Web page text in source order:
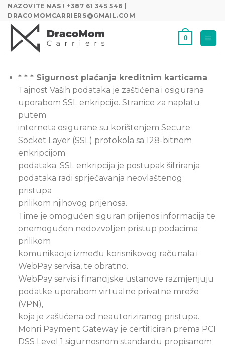
Skip
content
NAZOVITE NAS ! +387 61 345 546 |
DRACOMOMCARRIERS@GMAIL.COM
0
* * * Sigurnost plaćanja kreditnim karticama
Tajnost Vaših podataka je zaštićena i osigurana
uporabom SSL enkripcije. Stranice za naplatu
putem
interneta osigurane su korištenjem Secure
Socket Layer (SSL) protokola sa 128-bitnom
enkripcijom
podataka. SSL enkripcija je postupak šifriranja
podataka radi sprječavanja neovlaštenog
pristupa
prilikom njihovog prijenosa.
Time je omogućen siguran prijenos informacija te
onemogućen nedozvoljen pristup podacima
prilikom
komunikacije između korisnikovog računala i
WebPay servisa, te obratno.
WebPay servis i financijske ustanove razmjenjuju
podatke uporabom virtualne privatne mreže
(VPN),
koja je zaštićena od neautoriziranog pristupa.
Monri Payment Gateway je certificiran prema PCI
DSS Level 1 sigurnosnom standardu propisanom